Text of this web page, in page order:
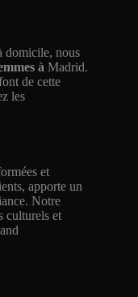
domicile, nous
à Madrid.
de cette
les
et
apporte un
Notre
culturels et